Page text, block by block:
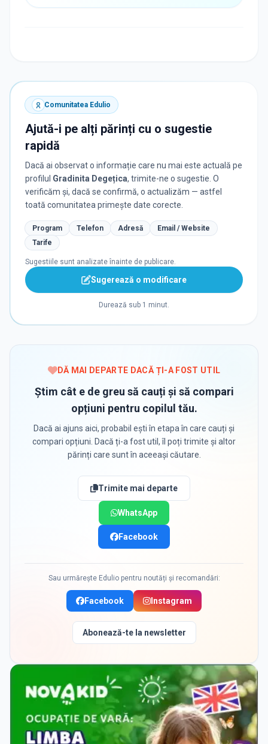
Comunitatea Edulio
Ajută-i pe alți părinți cu o sugestie
rapidă
Dacă ai observat o informație care nu mai este actuală pe
profilul Gradinita Degețica, trimite-ne o sugestie. O
verificăm și, dacă se confirmă, o actualizăm — astfel
toată comunitatea primește date corecte.
Program Telefon Adresă
Email / Website
Tarife
Sugestiile sunt analizate înainte de publicare.
Sugerează o modificare
Durează sub 1 minut.
DĂ MAI DEPARTE DACĂ ȚI-A FOST UTIL
Știm cât e de greu să cauți și să compari
opțiuni pentru copilul tău.
Dacă ai ajuns aici, probabil ești în etapa în care cauți și
compari opțiuni. Dacă ți-a fost util, îl poți trimite și altor
părinți care sunt în aceeași căutare.
Trimite mai departe
WhatsApp
Facebook
Sau urmărește Edulio pentru noutăți și recomandări:
Facebook Instagram
Abonează-te la newsletter